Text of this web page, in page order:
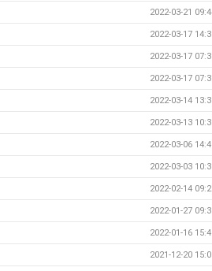
2022-03-21
2022-03-17
2022-03-17
2022-03-17
2022-03-14
2022-03-13
2022-03-06
2022-03-03
2022-02-14
2022-01-27
2022-01-16
2021-12-20